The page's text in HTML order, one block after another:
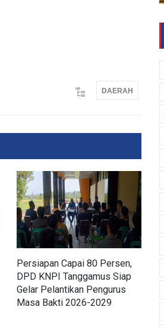
DAERAH
Persiapan Capai 80 Persen,
DPD KNPI Tanggamus Siap
Gelar Pelantikan Pengurus
Masa Bakti 2026-2029